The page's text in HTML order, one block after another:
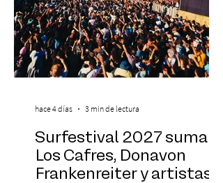
Surfestival 2027 suma a
Los Cafres, Donavon
Frankenreiter y artistas
hace 4 días 3 min de lectura